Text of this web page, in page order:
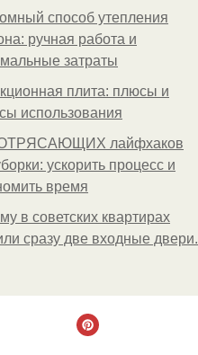
способ утепления
ручная работа и
затраты
плита: плюсы и
использования
лайфхаков
ускорить процесс и
время
в советских квартирах
сразу две входные двери.